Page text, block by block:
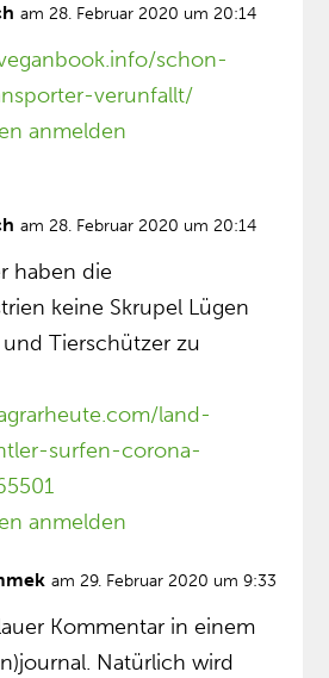
am 28. Februar 2020 um 20:14
schon-
verunfallt/
anmelden
am 28. Februar 2020 um 20:14
haben die
keine Skrupel Lügen
Tierschützer zu
land-
surfen-corona-
anmelden
am 29. Februar 2020 um 9:33
Kommentar in einem
Natürlich wird